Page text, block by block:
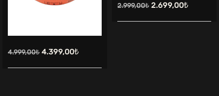
4.999,00₺ Orijinal
fiyat:
4.399,00₺Şu
andaki
2.999,00₺ Orijinal
2.699,00₺Şu